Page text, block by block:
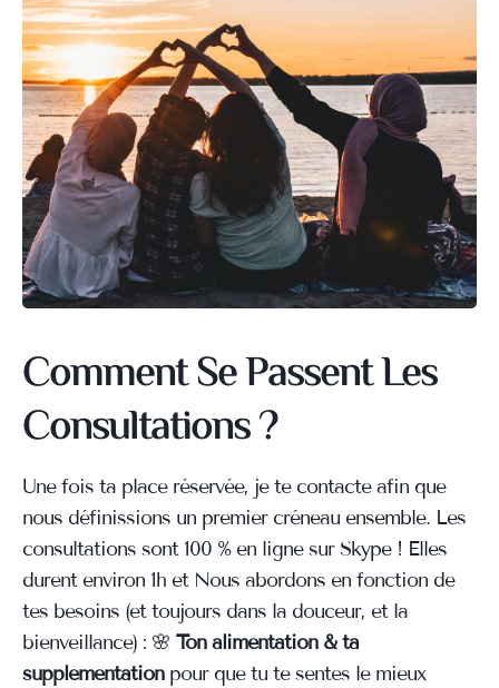
Comment Se Passent Les
Consultations ?
Une fois ta place réservée, je te contacte afin que
nous définissions un premier créneau ensemble. Les
consultations sont 100 % en ligne sur Skype ! Elles
durent environ 1h et Nous abordons en fonction de
tes besoins (et toujours dans la douceur, et la
bienveillance) : 🌸 Ton alimentation & ta
supplémentation pour que tu te sentes le mieux